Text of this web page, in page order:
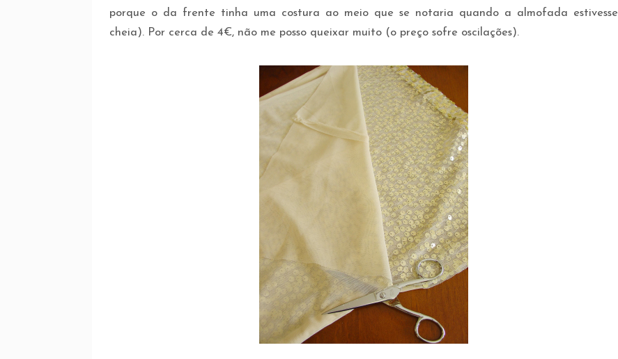
porque o da frente tinha uma costura ao meio que se notaria quando a almofada estivesse
cheia). Por cerca de 4€, não me posso queixar muito (o preço sofre oscilações).